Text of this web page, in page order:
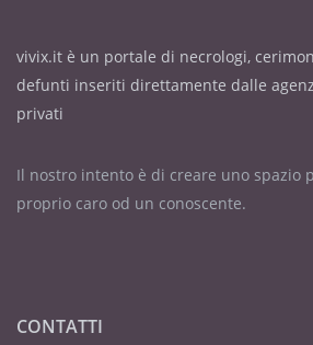
vivix.it è un portale di necrologi,
defunti inseriti direttamente dalle
privati
Il nostro intento è di creare uno spazio
proprio caro od un conoscente.
CONTATTI